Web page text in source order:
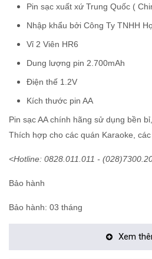
Pin sạc xuất xứ Trung Quốc (
Nhập khẩu bởi Công Ty TNHH
Vỉ 2 Viên HR6
Dung lượng pin 2.700mAh
Điện thế 1.2V
Kích thước pin AA
Pin sạc AA chính hãng sử dụng bền
Thích hợp cho các quán Karaoke, các
<Hotline: 0828.011.011 -
Bảo hành
Bảo hành: 03 tháng
Xem